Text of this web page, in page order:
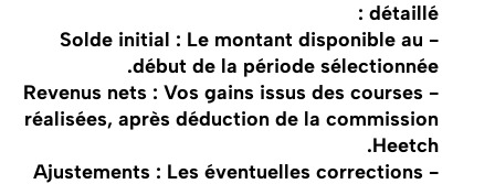
détaillé :
- Solde initial : Le montant disponible au
début de la période sélectionnée.
- Revenus nets : Vos gains issus des courses
réalisées, après déduction de la commission
Heetch.
- Ajustements : Les éventuelles corrections